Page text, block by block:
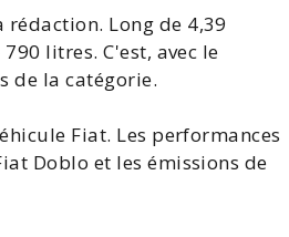
rédaction. Long de 4,39
litres. C'est, avec le
de la catégorie.
Fiat. Les performances
Doblo et les émissions de